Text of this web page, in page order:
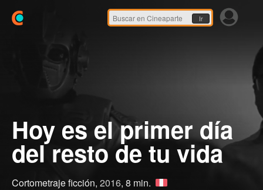
Ir
Hoy es el primer día
del resto de tu vida
Cortometraje ficción, 2016, 8 min.